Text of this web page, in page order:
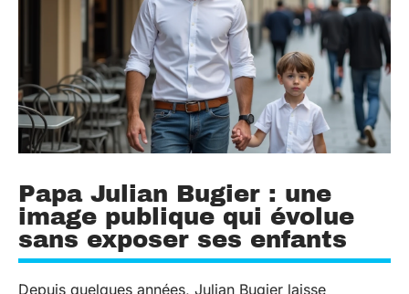
Papa Julian Bugier : une
image publique qui évolue
sans exposer ses enfants
Depuis quelques années, Julian Bugier laisse